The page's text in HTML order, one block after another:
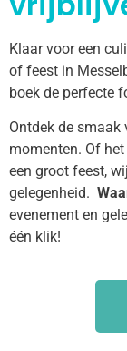
Klaar voor een
of feest in
boek de perfecte
Ontdek de smaak
momenten. Of
een groot feest,
gelegenheid.
evenement en
één klik!